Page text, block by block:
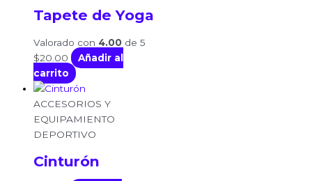
Tapete de Yoga
Valorado con 4.00 de 5
$20.00
Añadir al
carrito
ACCESORIOS Y
EQUIPAMIENTO
DEPORTIVO
Cinturón